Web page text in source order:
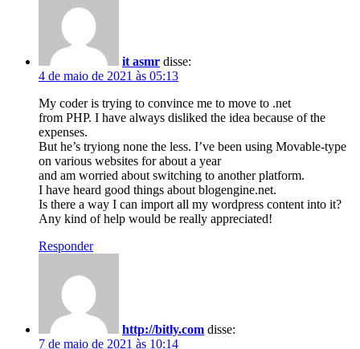
it asmr disse:
4 de maio de 2021 às 05:13
My coder is trying to convince me to move to .net
from PHP. I have always disliked the idea because of the
expenses.
But he’s tryiong none the less. I’ve been using Movable-type
on various websites for about a year
and am worried about switching to another platform.
I have heard good things about blogengine.net.
Is there a way I can import all my wordpress content into it?
Any kind of help would be really appreciated!
Responder
http://bitly.com disse:
7 de maio de 2021 às 10:14